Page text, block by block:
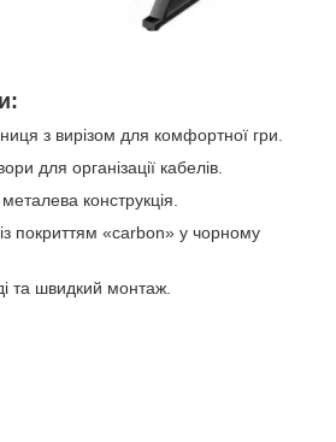
з вирізом для комфортної гри.
для організації кабелів.
конструкція.
покриттям «carbon» у чорному
та швидкий монтаж.